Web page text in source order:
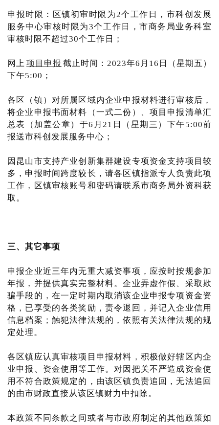
申报时限：区镇初审时限为2个工作日，市科创发展
服务中心审核时限为3个工作日，市商务局业务科室
审核时限不超过30个工作日；
网上 项目申报 截止时间：2023年6月16日（星期五）
下午5:00；
各区（镇）对所属区域内企业申报材料进行审核后，
将企业申报书面材料（一式二份）、项目申报清单汇
总表（加盖公章）于6月21日（星期三）下午5:00前
报送市科创发展服务中心；
因昆山市支持产业创新集群建设专项资金支持项目较
多，申报时间跨度较长，请各区镇指派专人负责此项
工作，区镇审核账号和密码请联系市商务局外资科获
取。
三、其它事项
申报企业近三年内无重大减资事项，应按时按规参加
年报，并提供真实完整材料。企业弄虚作假、采取欺
骗手段的，在一定时期内取消该企业申报专项资金资
格，已享受的各类奖励，责令退回，并记入企业信用
信息档案；触犯法律法规的，依照有关法律法规的规
定处理。
各区镇应认真审核项目申报材料，积极做好辖区内企
业申报、资金使用等工作。对因把关不严造成资金使
用不符合政策规定的，由该区镇负责追回，无法追回
的由市财政直接从该区镇财力中扣除。
本政策不同条款之间或者与市政府制定的其他政策如